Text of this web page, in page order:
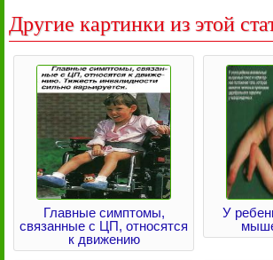
Другие картинки из этой
Главные симптомы,
связанные с ЦП, относятся
к движению
У